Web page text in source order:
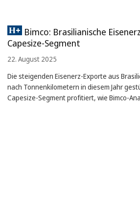
Bimco: Brasilianische
Capesize-Segment
22. August 2025
Die steigenden Eisenerz-Exporte aus
nach Tonnenkilometern in diesem Jahr
Capesize-Segment profitiert, wie Bimco-